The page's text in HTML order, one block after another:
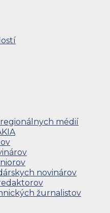
médií
novinárov
žurnalistov